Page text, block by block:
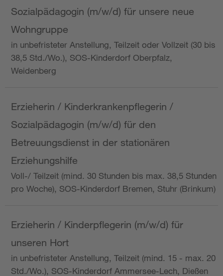
Sozialpädagogin (m/w/d) für unsere neue
Wohngruppe
in unbefristeter Anstellung, Teilzeit oder Vollzeit (30 bis
38,5 Std./Wo.), SOS-Kinderdorf Oberpfalz,
Weidenberg
Erzieherin / Kinderkrankenpflegerin /
Sozialpädagogin (m/w/d) für den
Betreuungsdienst in der stationären
Erziehungshilfe
Voll-/ Teilzeit (mind. 30 Stunden bis max. 38,5 Stunden
pro Woche), SOS-Kinderdorf Bremen, Stuhr (Brinkum)
Erzieherin / Kinderpflegerin (m/w/d) für
unseren Hort
in unbefristeter Anstellung, Teilzeit (mind. 15 - max. 20
Std./Wo.), SOS-Kinderdorf Ammersee-Lech, Dießen